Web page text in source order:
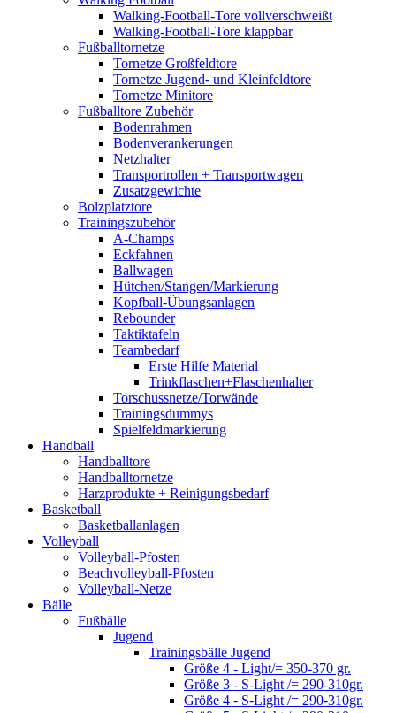
Walking-Football-Tore vollverschweißt
Walking-Football-Tore klappbar
Fußballtornetze
Tornetze Großfeldtore
Tornetze Jugend- und Kleinfeldtore
Tornetze Minitore
Fußballtore Zubehör
Bodenrahmen
Bodenverankerungen
Netzhalter
Transportrollen + Transportwagen
Zusatzgewichte
Bolzplatztore
Trainingszubehör
A-Champs
Eckfahnen
Ballwagen
Hütchen/Stangen/Markierung
Kopfball-Übungsanlagen
Rebounder
Taktiktafeln
Teambedarf
Erste Hilfe Material
Trinkflaschen+Flaschenhalter
Torschussnetze/Torwände
Trainingsdummys
Spielfeldmarkierung
Handball
Handballtore
Handballtornetze
Harzprodukte + Reinigungsbedarf
Basketball
Basketballanlagen
Volleyball
Volleyball-Pfosten
Beachvolleyball-Pfosten
Volleyball-Netze
Bälle
Fußbälle
Jugend
Trainingsbälle Jugend
Größe 4 - Light/= 350-370 gr.
Größe 3 - S-Light /= 290-310gr.
Größe 4 - S-Light /= 290-310gr.